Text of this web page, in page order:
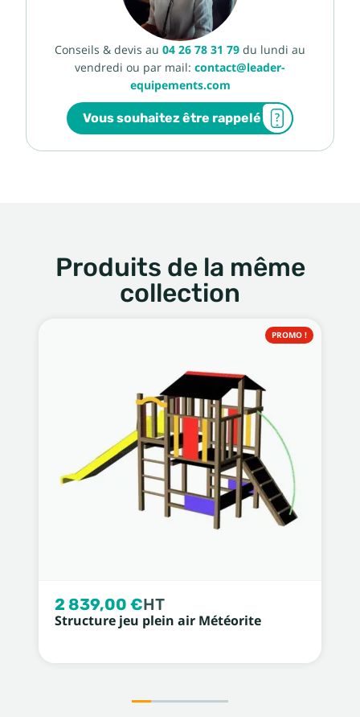
Conseils & devis au 04 26 78 31 79 du lundi au
vendredi ou par mail: contact@leader-
equipements.com
Vous souhaitez être rappelé
Produits de la même
collection
PROMO !
2 839,00 €HT
Structure jeu plein air Météorite